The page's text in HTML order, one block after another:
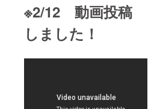
※2/12 動画投稿
しました！